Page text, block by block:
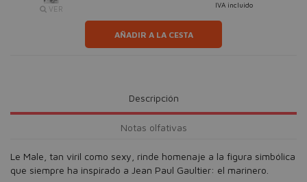
VER
IVA incluido
AÑADIR A LA CESTA
Descripción
Notas olfativas
Le Male, tan viril como sexy, rinde homenaje a la figura simbólica
que siempre ha inspirado a Jean Paul Gaultier: el marinero.